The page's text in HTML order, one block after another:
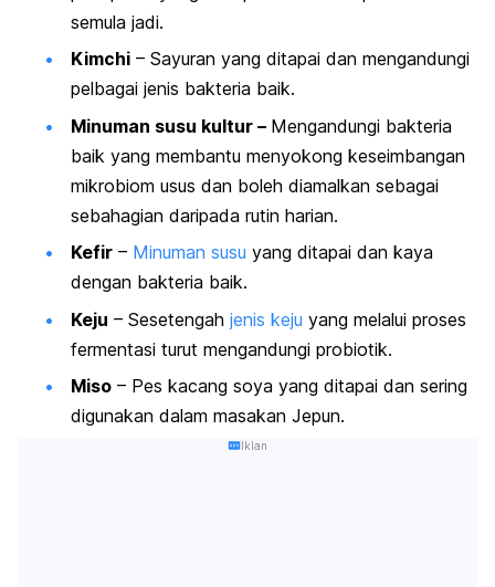
semula jadi.
Kimchi – Sayuran yang ditapai dan mengandungi
pelbagai jenis bakteria baik.
Minuman susu kultur – Mengandungi bakteria
baik yang membantu menyokong keseimbangan
mikrobiom usus dan boleh diamalkan sebagai
sebahagian daripada rutin harian.
Kefir – Minuman susu yang ditapai dan kaya
dengan bakteria baik.
Keju – Sesetengah jenis keju yang melalui proses
fermentasi turut mengandungi probiotik.
Miso – Pes kacang soya yang ditapai dan sering
digunakan dalam masakan Jepun.
Iklan